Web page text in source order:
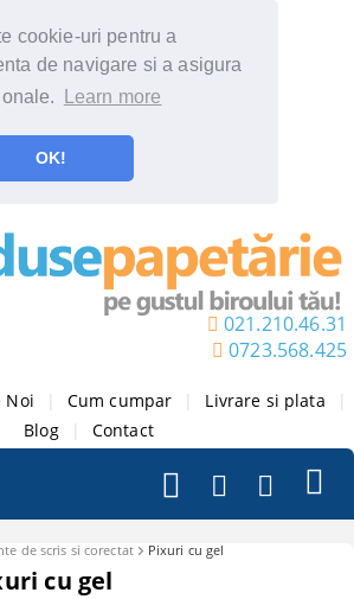
cookie-uri pentru a
de navigare si a asigura
Learn more
OK!
021.210.46.31
0723.568.425
Noi Cum cumpar Livrare si plata
Blog
Contact
de scris si corectat Pixuri cu gel
cu gel